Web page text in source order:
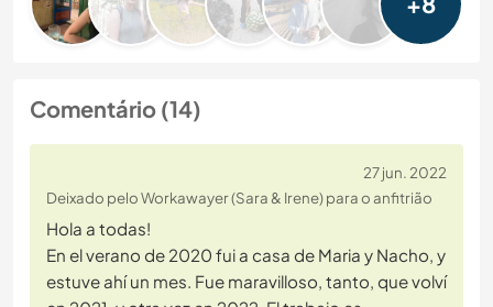
Comentário (14)
27 jun. 2022
Deixado pelo Workawayer (Sara & Irene) para o anfitrião
Hola a todas!
En el verano de 2020 fui a casa de Maria y Nacho, y
estuve ahí un mes. Fue maravilloso, tanto, que volví